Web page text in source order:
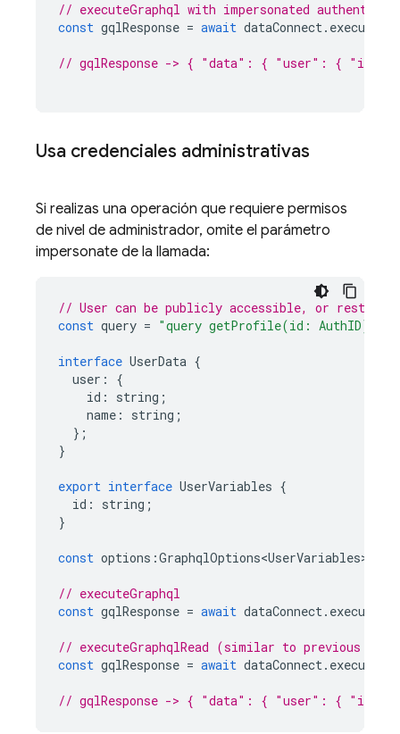
// executeGraphql with impersonated
const gqlResponse = await dataConnect.
// gqlResponse -> { "data": { "user": { "id":
Usa credenciales administrativas
Si realizas una operación que requiere permisos
de nivel de administrador, omite el parámetro
impersonate de la llamada:
// User can be publicly accessible, or
const query = "query getProfile(id: AuthID) {
interface UserData {
user :
{
id : string ;
name : string ;
};
}
export interface UserVariables {
id : string ;
}
const options :GraphqlOptions<UserVariables>
// executeGraphql
const gqlResponse = await dataConnect.
// executeGraphqlRead (similar to previous
const gqlResponse = await dataConnect.
// gqlResponse -> { "data": { "user": { "id":